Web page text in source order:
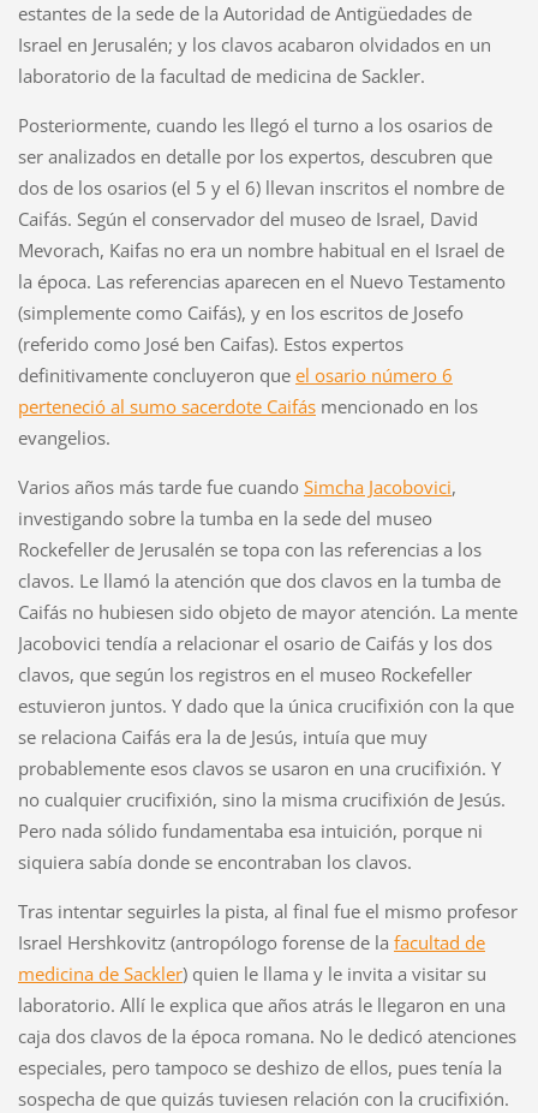
estantes de la sede de la Autoridad de Antigüedades de
Israel en Jerusalén; y los clavos acabaron olvidados en un
laboratorio de la facultad de medicina de Sackler.
Posteriormente, cuando les llegó el turno a los osarios de
ser analizados en detalle por los expertos, descubren que
dos de los osarios (el 5 y el 6) llevan inscritos el nombre de
Caifás. Según el conservador del museo de Israel, David
Mevorach, Kaifas no era un nombre habitual en el Israel de
la época. Las referencias aparecen en el Nuevo Testamento
(simplemente como Caifás), y en los escritos de Josefo
(referido como José ben Caifas). Estos expertos
definitivamente concluyeron que el osario número 6
perteneció al sumo sacerdote Caifásmencionado en los
evangelios.
Varios años más tarde fue cuando Simcha Jacobovici,
investigando sobre la tumba en la sede del museo
Rockefeller de Jerusalén se topa con las referencias a los
clavos. Le llamó la atención que dos clavos en la tumba de
Caifás no hubiesen sido objeto de mayor atención. La mente
Jacobovici tendía a relacionar el osario de Caifás y los dos
clavos, que según los registros en el museo Rockefeller
estuvieron juntos. Y dado que la única crucifixión con la que
se relaciona Caifás era la de Jesús, intuía que muy
probablemente esos clavos se usaron en una crucifixión. Y
no cualquier crucifixión, sino la misma crucifixión de Jesús.
Pero nada sólido fundamentaba esa intuición, porque ni
siquiera sabía donde se encontraban los clavos.
Tras intentar seguirles la pista, al final fue el mismo profesor
Israel Hershkovitz (antropólogo forense de la facultad de
medicina de Sackler) quien le llama y le invita a visitar su
laboratorio. Allí le explica que años atrás le llegaron en una
caja dos clavos de la época romana. No le dedicó atenciones
especiales, pero tampoco se deshizo de ellos, pues tenía la
sospecha de que quizás tuviesen relación con la crucifixión.